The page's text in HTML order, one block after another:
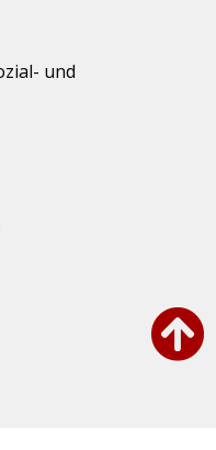
und